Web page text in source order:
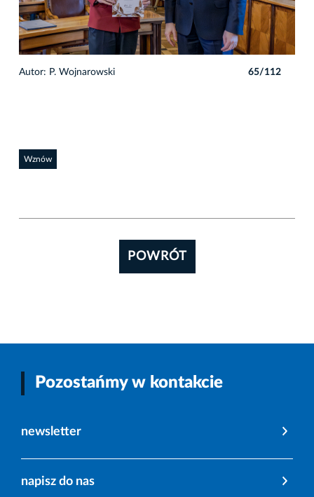
Autor: P. Wojnarowski 65/112
Wznów
POWRÓT
Pozostańmy w kontakcie
newsletter
napisz do nas